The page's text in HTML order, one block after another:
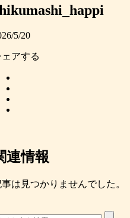
5/20
ェアする
連情報
は見つかりませんでした。